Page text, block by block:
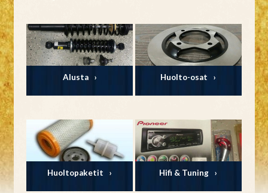
Alusta Huolto-osat
Huoltopaketit Hifi & Tuning